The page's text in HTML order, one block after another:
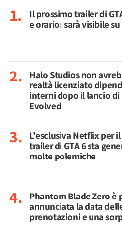
Il prossimo trailer di
e orario: sarà visibile
Halo Studios non
realtà licenziato
interni dopo il lancio di
Evolved
L'esclusiva Netflix per
trailer di GTA 6 sta
molte polemiche
Phantom Blade Zero è
annunciata la data
prenotazioni e una